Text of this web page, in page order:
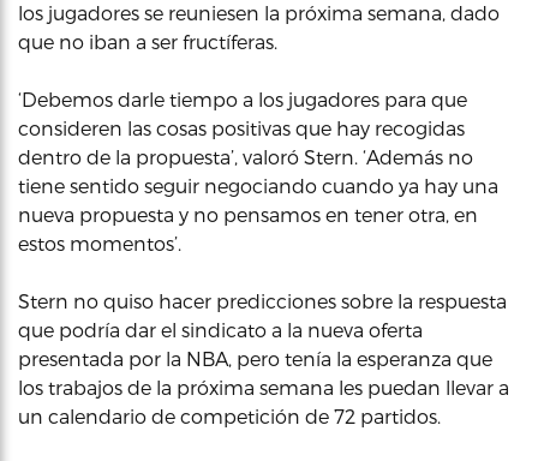
los jugadores se reuniesen la próxima semana, dado
que no iban a ser fructíferas.
‘Debemos darle tiempo a los jugadores para que
consideren las cosas positivas que hay recogidas
dentro de la propuesta’, valoró Stern. ‘Además no
tiene sentido seguir negociando cuando ya hay una
nueva propuesta y no pensamos en tener otra, en
estos momentos’.
Stern no quiso hacer predicciones sobre la respuesta
que podría dar el sindicato a la nueva oferta
presentada por la NBA, pero tenía la esperanza que
los trabajos de la próxima semana les puedan llevar a
un calendario de competición de 72 partidos.